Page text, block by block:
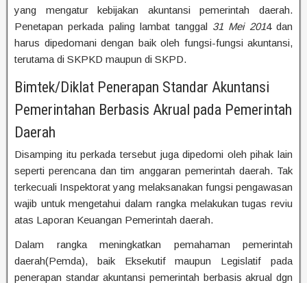
yang mengatur kebijakan akuntansi pemerintah daerah.
Penetapan perkada paling lambat tanggal 31 Mei 2014 dan
harus dipedomani dengan baik oleh fungsi-fungsi akuntansi,
terutama di SKPKD maupun di SKPD.
Bimtek/Diklat Penerapan Standar Akuntansi
Pemerintahan Berbasis Akrual pada Pemerintah
Daerah
Disamping itu perkada tersebut juga dipedomi oleh pihak lain
seperti perencana dan tim anggaran pemerintah daerah. Tak
terkecuali Inspektorat yang melaksanakan fungsi pengawasan
wajib untuk mengetahui dalam rangka melakukan tugas reviu
atas Laporan Keuangan Pemerintah daerah.
Dalam rangka meningkatkan pemahaman pemerintah
daerah(Pemda), baik Eksekutif maupun Legislatif pada
penerapan standar akuntansi pemerintah berbasis akrual dgn